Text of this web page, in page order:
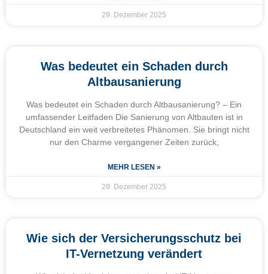
29. Dezember 2025
Was bedeutet ein Schaden durch
Altbausanierung
Was bedeutet ein Schaden durch Altbausanierung? – Ein
umfassender Leitfaden Die Sanierung von Altbauten ist in
Deutschland ein weit verbreitetes Phänomen. Sie bringt nicht
nur den Charme vergangener Zeiten zurück,
MEHR LESEN »
29. Dezember 2025
Wie sich der Versicherungsschutz bei
IT-Vernetzung verändert